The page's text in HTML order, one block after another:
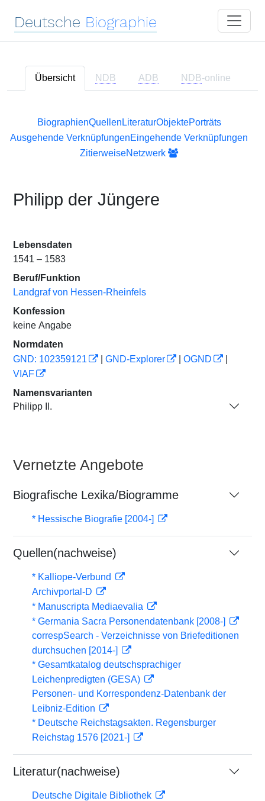
Deutsche Biographie
Übersicht NDB ADB NDB-online
BiographienQuellen LiteraturObjektePorträts
Ausgehende VerknüpfungenEingehende Verknüpfungen
ZitierweiseNetzwerk
Philipp der Jüngere
Lebensdaten
1541 – 1583
Beruf/Funktion
Landgraf von Hessen-Rheinfels
Konfession
keine Angabe
Normdaten
GND: 102359121
GND-Explorer OGND
VIAF
Namensvarianten
Philipp II.
Vernetzte Angebote
Biografische Lexika/Biogramme
* Hessische Biografie [2004-]
Quellen(nachweise)
* Kalliope-Verbund
Archivportal-D
* Manuscripta Mediaevalia
* Germania Sacra Personendatenbank [2008-]
correspSearch - Verzeichnisse von Briefeditionen
durchsuchen [2014-]
* Gesamtkatalog deutschsprachiger
Leichenpredigten (GESA)
Personen- und Korrespondenz-Datenbank der
Leibniz-Edition
* Deutsche Reichstagsakten. Regensburger
Reichstag 1576 [2021-]
Literatur(nachweise)
Deutsche Digitale Bibliothek